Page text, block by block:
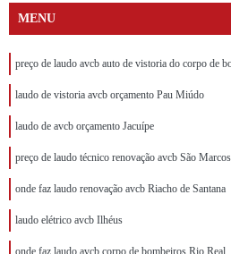
MENU
preço de laudo avcb auto de vistoria do corpo de
laudo de vistoria avcb orçamento Pau Miúdo
laudo de avcb orçamento Jacuípe
preço de laudo técnico renovação avcb São Marcos
onde faz laudo renovação avcb Riacho de Santana
laudo elétrico avcb Ilhéus
onde faz laudo avcb corpo de bombeiros Rio Real